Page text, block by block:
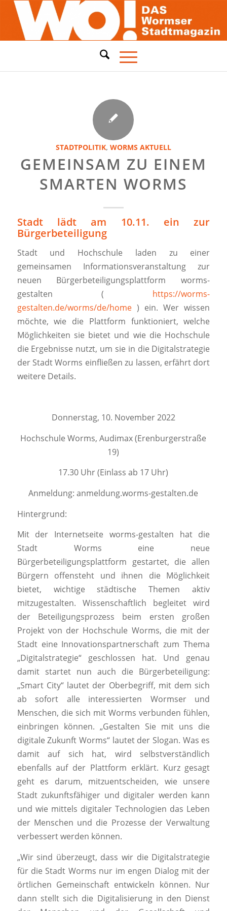
STADTPOLITIK, WORMS AKTUELL
GEMEINSAM ZU EINEM
SMARTEN WORMS
Stadt lädt am 10.11. ein zur
Bürgerbeteiligung
Stadt und Hochschule laden zu einer
gemeinsamen Informationsveranstaltung zur
neuen Bürgerbeteiligungsplattform worms-
gestalten ( https://worms-
gestalten.de/worms/de/home) ein. Wer wissen
möchte, wie die Plattform funktioniert, welche
Möglichkeiten sie bietet und wie die Hochschule
die Ergebnisse nutzt, um sie in die Digitalstrategie
der Stadt Worms einfließen zu lassen, erfährt dort
weitere Details.
Donnerstag, 10. November 2022
Hochschule Worms, Audimax (Erenburgerstraße
19)
17.30 Uhr (Einlass ab 17 Uhr)
Anmeldung: anmeldung.worms-gestalten.de
Hintergrund:
Mit der Internetseite worms-gestalten hat die
Stadt Worms eine neue
Bürgerbeteiligungsplattform gestartet, die allen
Bürgern offensteht und ihnen die Möglichkeit
bietet, wichtige städtische Themen aktiv
mitzugestalten. Wissenschaftlich begleitet wird
der Beteiligungsprozess beim ersten großen
Projekt von der Hochschule Worms, die mit der
Stadt eine Innovationspartnerschaft zum Thema
„Digitalstrategie“ geschlossen hat. Und genau
damit startet nun auch die Bürgerbeteiligung:
„Smart City“ lautet der Oberbegriff, mit dem sich
ab sofort alle interessierten Wormser und
Menschen, die sich mit Worms verbunden fühlen,
einbringen können. „Gestalten Sie mit uns die
digitale Zukunft Worms“ lautet der Slogan. Was es
damit auf sich hat, wird selbstverständlich
ebenfalls auf der Plattform erklärt. Kurz gesagt
geht es darum, mitzuentscheiden, wie unsere
Stadt zukunftsfähiger und digitaler werden kann
und wie mittels digitaler Technologien das Leben
der Menschen und die Prozesse der Verwaltung
verbessert werden können.
„Wir sind überzeugt, dass wir die Digitalstrategie
für die Stadt Worms nur im engen Dialog mit der
örtlichen Gemeinschaft entwickeln können. Nur
dann stellt sich die Digitalisierung in den Dienst